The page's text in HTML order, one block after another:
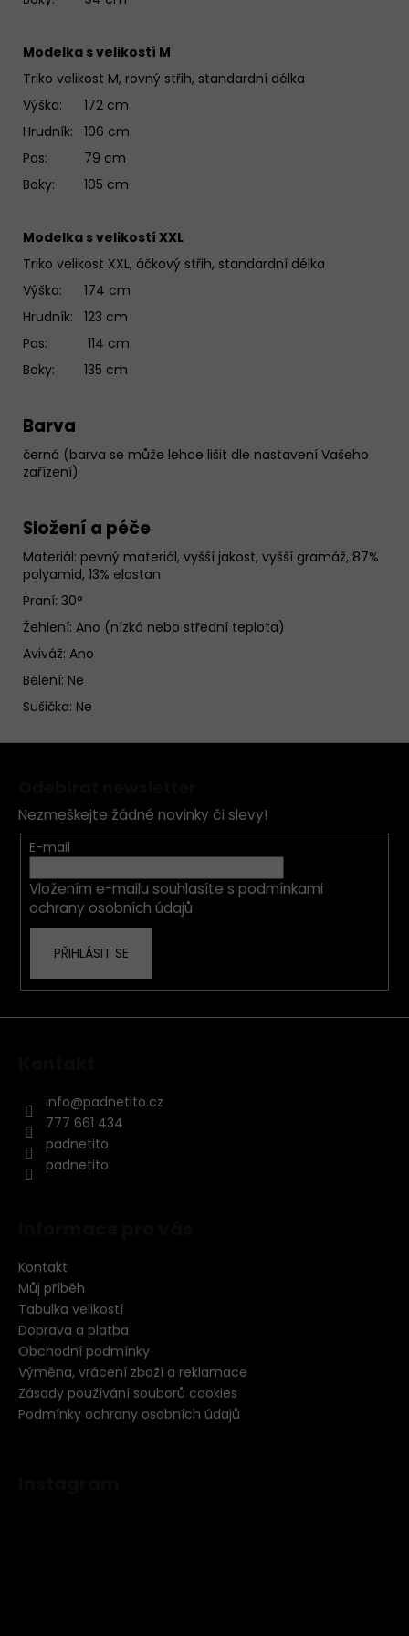
Modelka s velikostí M
Triko velikost M, rovný střih, standardní délka
Výška: 172 cm
Hrudník: 106 cm
Pas: 79 cm
Boky: 105 cm
Modelka s velikostí XXL
Triko velikost XXL, áčkový střih, standardní délka
Výška: 174 cm
Hrudník: 123 cm
Pas: 114 cm
Boky: 135 cm
Barva
černá (barva se může lehce lišit dle nastavení Vašeho
zařízení)
Složení a péče
Materiál: pevný materiál, vyšší jakost, vyšší gramáž, 87%
polyamid, 13% elastan
Praní: 30°
Žehlení: Ano (nízká nebo střední teplota)
Aviváž: Ano
Bělení: Ne
Sušička: Ne
Nezmeškejte žádné novinky či slevy!
E-mail
Vložením e-mailu souhlasíte s podmínkami
ochrany osobních údajů
PŘIHLÁSIT SE
info@padnetito.cz
777 661 434
padnetito
padnetito
Kontakt
Můj příběh
Tabulka velikostí
Doprava a platba
Obchodní podmínky
Výměna, vrácení zboží a reklamace
Zásady používání souborů cookies
Podmínky ochrany osobních údajů